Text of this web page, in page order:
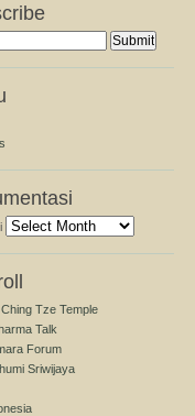
Tze Temple
Talk
Forum
Sriwijaya